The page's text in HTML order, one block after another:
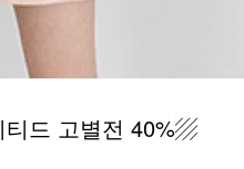
드 고별전 40%▨